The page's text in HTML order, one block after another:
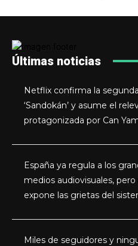
Últimas noticias
Netflix confirma la
‘Sandokán’ y asume el
protagonizada por Can
España ya regula a los
medios audiovisuales,
expone las grietas del
Miles de seguidores y